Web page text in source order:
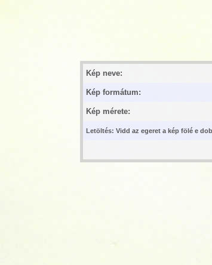
Kép neve:
Kép formátum:
Kép mérete:
Letöltés: Vidd az egeret a kép fölé e